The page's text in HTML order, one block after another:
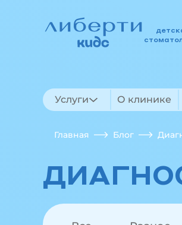
Услуги О клинике
Главная Блог